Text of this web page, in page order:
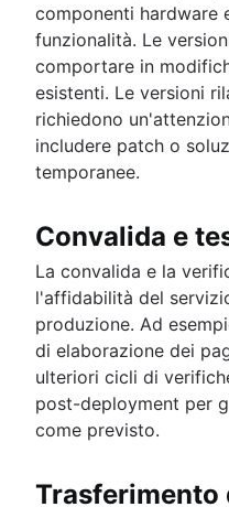
componenti hardware
funzionalità. Le
comportare in
esistenti. Le versioni
richiedono
includere patch o
temporanee.
Convalida e
La convalida e la
l'affidabilità del
produzione. Ad
di elaborazione dei
ulteriori cicli di
post-deployment per
come previsto.
Trasferimento